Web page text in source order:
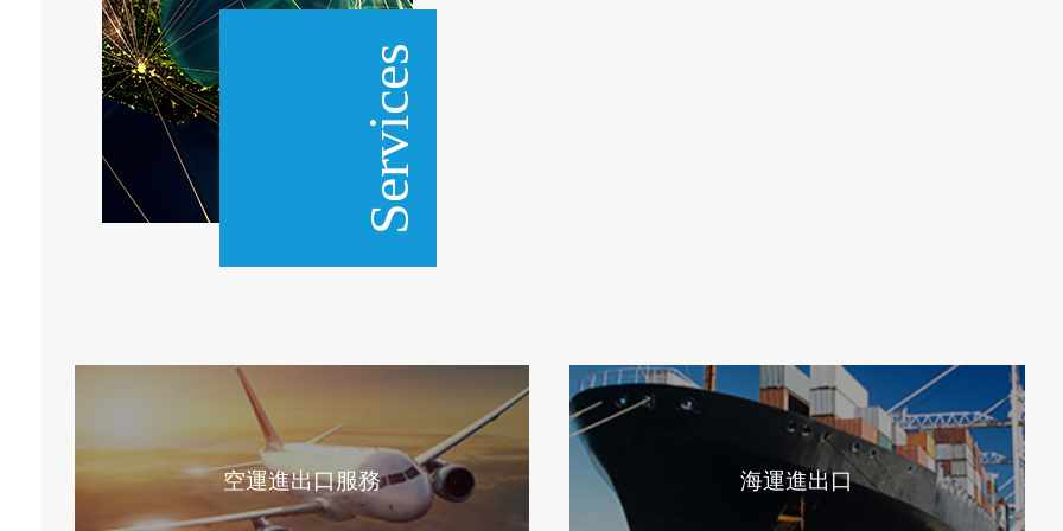
Services
空運進出口服務 海運進出口